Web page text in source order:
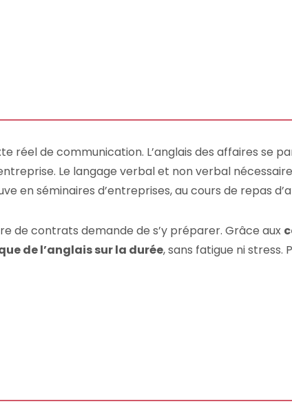
réel de communication. L’anglais des affaires se
Le langage verbal et non verbal
en séminaires d’entreprises, au cours de repas
de contrats demande de s’y préparer. Grâce aux
de l’anglais sur la durée, sans fatigue ni stress.